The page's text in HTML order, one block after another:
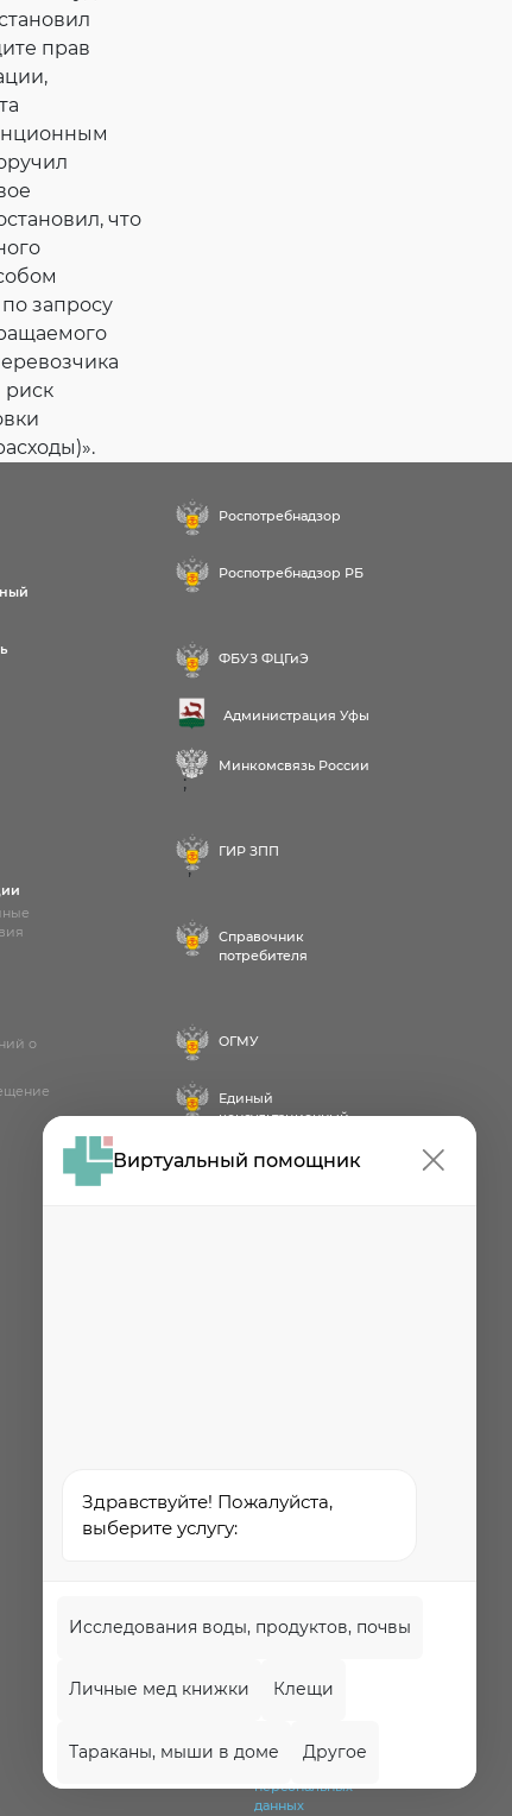
Виртуальный помощник
Здравствуйте! Пожалуйста,
выберите услугу:
Исследования воды, продуктов, почвы
Личные мед книжки Клещи
Тараканы, мыши в доме Другое
прав
что
запросу
риск
о
Роспотребнадзор
Роспотребнадзор РБ
ФБУЗ ФЦГиЭ
Администрация Уфы
Минкомсвязь России
;
ГИР ЗПП
;
Справочник
потребителя
ОГМУ
Единый
консультационный
обработки и
персональных
данных